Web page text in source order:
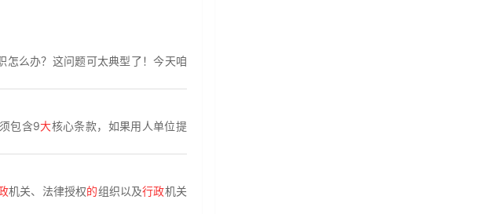
怎么办？这问题可太典型了！今天咱
包含9大核心条款，如果用人单位提
机关、法律授权的组织以及行政机关